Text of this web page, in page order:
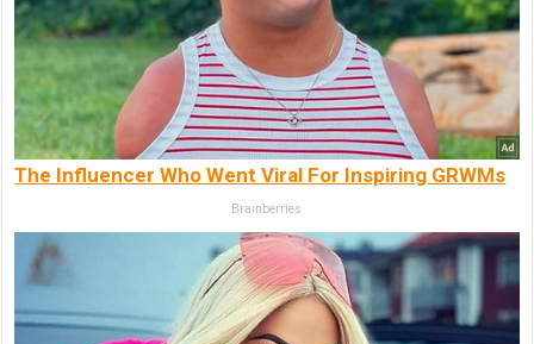
The Influencer Who Went Viral For Inspiring GRWMs
Brainberries